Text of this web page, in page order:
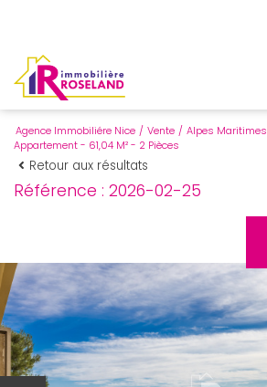
Agence Immobiliére Nice Vente Alpes Maritimes
Appartement - 61,04 M² - 2 Pièces
Retour aux résultats
Référence : 2026-02-25